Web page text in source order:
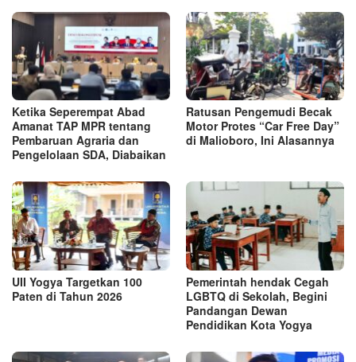
Ketika Seperempat Abad
Amanat TAP MPR tentang
Pembaruan Agraria dan
Pengelolaan SDA, Diabaikan
Ratusan Pengemudi Becak
Motor Protes “Car Free Day”
di Malioboro, Ini Alasannya
UII Yogya Targetkan 100
Paten di Tahun 2026
Pemerintah hendak Cegah
LGBTQ di Sekolah, Begini
Pandangan Dewan
Pendidikan Kota Yogya